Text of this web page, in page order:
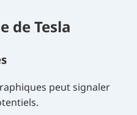
de Tesla
peut signaler